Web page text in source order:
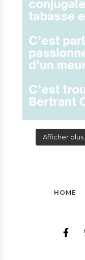
Afficher plus...
HOME